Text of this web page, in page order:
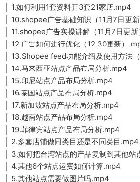
│ 1.如何利用1套资料开3套21家店.mp4
│ 10.shopee广告基础知识（11月7日更
│ 11.shopee广告实操讲解（11月7日更
│ 12.广告如何进行优化（12.30更新）
│ 13.Shopee feed功能介绍及使用方法
│ 14.马来西亚站点产品布局分析.mp4
│ 15.印尼站点产品布局分析.mp4
│ 16.泰国站点产品布局分析.mp4
│ 17.新加坡站点产品布局分析.mp4
│ 18.越南站点产品布局分析.mp4
│ 19.菲律宾站点产品布局分析.mp4
│ 2.多套店铺做同类目还是不同类目.mp4
│ 3.如何把台湾站点的产品复制到其他站
│ 4.其他6个站点运费如何计算.mp4
│ 5.其他站点需要做图片吗.mp4